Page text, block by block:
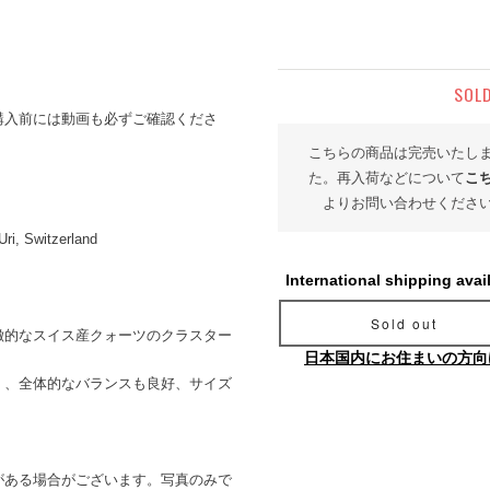
前には動画も必ずご確認くださ
Switzerland
なスイス産クォーツのクラスター
全体的なバランスも良好、サイズ
る場合がございます。写真のみで
こちらの商品は完売いたし
た。再入荷などについてこ
よりお問い合わせくださ
International shipping
Sold out
日本国内にお住まいの方